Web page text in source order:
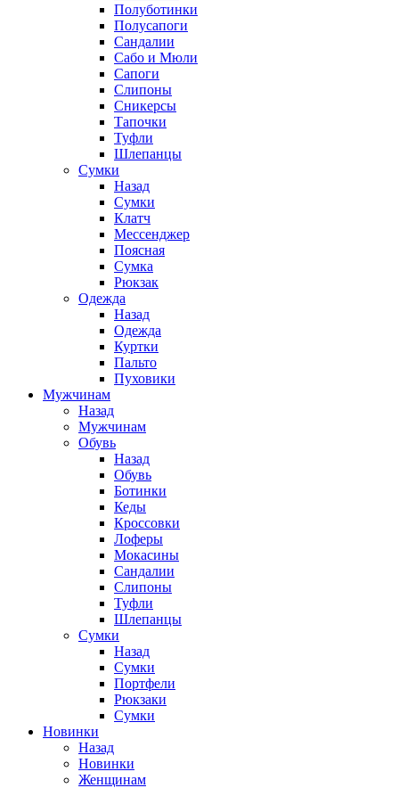
Полуботинки
Полусапоги
Сандалии
Сабо и Мюли
Сапоги
Слипоны
Сникерсы
Тапочки
Туфли
Шлепанцы
Cумки
Назад
Cумки
Клатч
Мессенджер
Поясная
Сумка
Рюкзак
Одежда
Назад
Одежда
Куртки
Пальто
Пуховики
Мужчинам
Назад
Мужчинам
Обувь
Назад
Обувь
Ботинки
Кеды
Кроссовки
Лоферы
Мокасины
Сандалии
Слипоны
Туфли
Шлепанцы
Сумки
Назад
Сумки
Портфели
Рюкзаки
Сумки
Новинки
Назад
Новинки
Женщинам